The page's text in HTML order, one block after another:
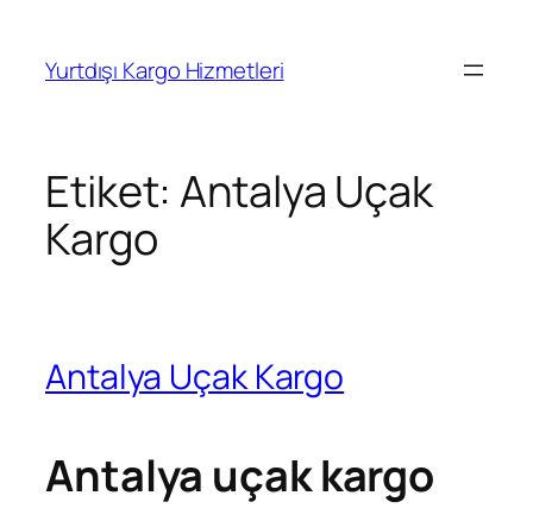
Yurtdışı Kargo Hizmetleri
Etiket:Antalya Uçak
Kargo
Antalya Uçak Kargo
Antalya uçak kargo